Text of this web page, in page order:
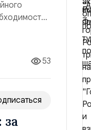
53
за